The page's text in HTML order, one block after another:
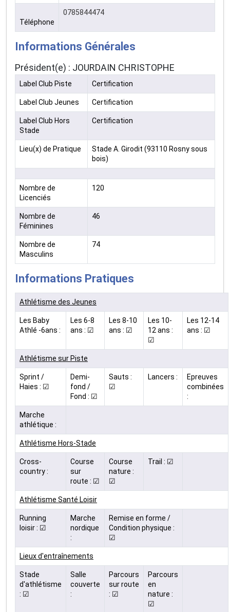
Téléphone
0785844474
Informations Générales
Président(e) : JOURDAIN CHRISTOPHE
Label Club Piste Certification
Label Club Jeunes Certification
Label Club Hors
Stade
Certification
Lieu(x) de Pratique
Stade A. Girodit (93110 Rosny sous
bois)
Nombre de
Licenciés
120
Nombre de
Féminines
46
Nombre de
Masculins
74
Informations Pratiques
Athlétisme des Jeunes
Les Baby
Athlé -6ans :
Les 6-8
ans : ☑
Les 8-10
ans : ☑
Les 10-
12 ans :
☑
Les 12-14
ans : ☑
Athlétisme sur Piste
Sprint /
Haies : ☑
Demi-
fond /
Fond : ☑
Sauts :
☑
Lancers :
Epreuves
combinées
:
Marche
athlétique :
Athlétisme Hors-Stade
Cross-
country :
Course
sur
route : ☑
Course
nature :
☑
Trail : ☑
Athlétisme Santé Loisir
Running
loisir : ☑
Marche
nordique
:
Remise en forme /
Condition physique :
☑
Lieux d'entraînements
Stade
d'athlétisme
: ☑
Salle
couverte
:
Parcours
sur route
: ☑
Parcours
en
nature :
☑